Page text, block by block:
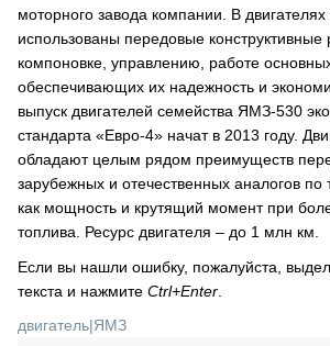
моторного завода компании. В
использованы передовые
компоновке, управлению, работе
обеспечивающих их надежность и
выпуск двигателей семейства ЯМЗ-530
стандарта «Евро-4» начат в 2013 году.
обладают целым рядом преимуществ
зарубежных и отечественных аналогов по
как мощность и крутящий момент при
топлива. Ресурс двигателя – до 1 млн км.
Если вы нашли ошибку, пожалуйста,
текста и нажмите Ctrl+Enter
двигатель|ЯМЗ